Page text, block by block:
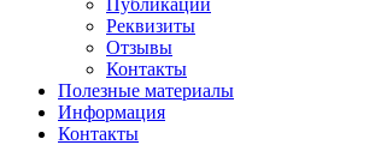
Публикации
Реквизиты
Отзывы
Контакты
Полезные материалы
Информация
Контакты